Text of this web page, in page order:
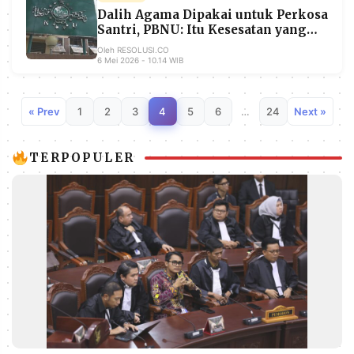
Dalih Agama Dipakai untuk Perkosa
Santri, PBNU: Itu Kesesatan yang
Harus Diluruskan Tegas
Oleh RESOLUSI.CO
6 Mei 2026 - 10.14 WIB
« Prev 1 2 3 4 5 6 … 24 Next »
TERPOPULER